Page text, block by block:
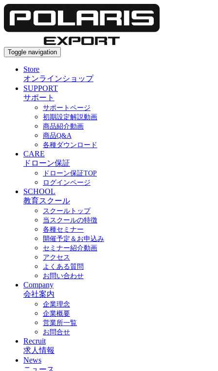
Toggle navigation
Store
オンラインショップ
SUPPORT
サポート
サポートページ
初期設定解説動画
商品紹介動画
商品Q&A
各種ダウンロード
CARE
ドローン保証
ドローン保証TOP
ログインページ
SCHOOL
教育スクール
スクールトップ
当スクールの特徴
各種セミナー
開催予定＆お申込み
セミナー紹介動画
アクセス
よくある質問
お問い合わせ
Company
会社案内
企業理念
企業概要
営業所一覧
お問合せ
Recruit
求人情報
News
ニュース